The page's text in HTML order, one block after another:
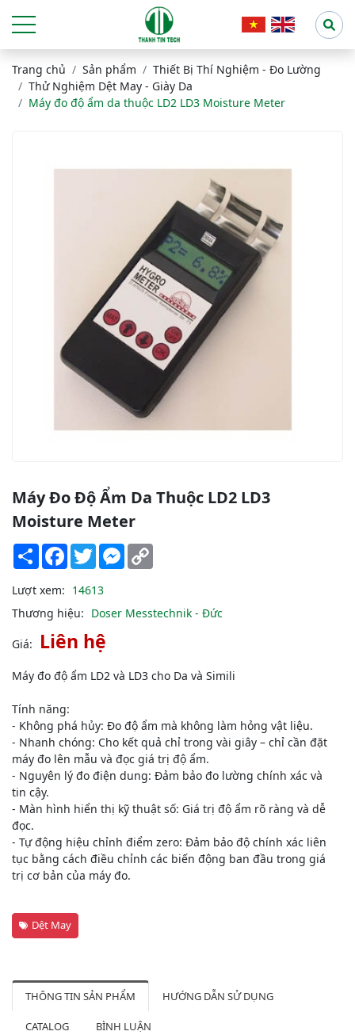
Trang chủ Sản phẩm
Thiết Bị Thí Nghiệm - Đo Lường
Thử Nghiệm Dệt May - Giày Da
Máy đo độ ẩm da thuộc LD2 LD3 Moisture Meter
Máy Đo Độ Ẩm Da Thuộc LD2 LD3
Moisture Meter
Share Facebook
TwitterMessenger
Lượt xem: 14613
Thương hiệu: Doser Messtechnik - Đức
Giá: Liên hệ
Máy đo độ ẩm LD2 và LD3 cho Da và Simili
Tính năng:
- Không phá hủy: Đo độ ẩm mà không làm hỏng vật liệu.
- Nhanh chóng: Cho kết quả chỉ trong vài giây – chỉ cần đặt
máy đo lên mẫu và đọc giá trị độ ẩm.
- Nguyên lý đo điện dung: Đảm bảo đo lường chính xác và
tin cậy.
- Màn hình hiển thị kỹ thuật số: Giá trị độ ẩm rõ ràng và dễ
đọc.
- Tự động hiệu chỉnh điểm zero: Đảm bảo độ chính xác liên
tục bằng cách điều chỉnh các biến động ban đầu trong giá
trị cơ bản của máy đo.
Dệt May
THÔNG TIN SẢN PHẨM HƯỚNG DẪN SỬ DỤNG
CATALOG BÌNH LUẬN